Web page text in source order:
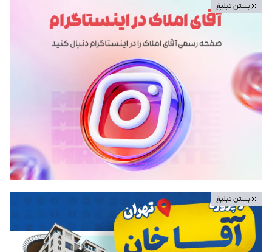
بستن تبلیغ
بستن تبلیغ